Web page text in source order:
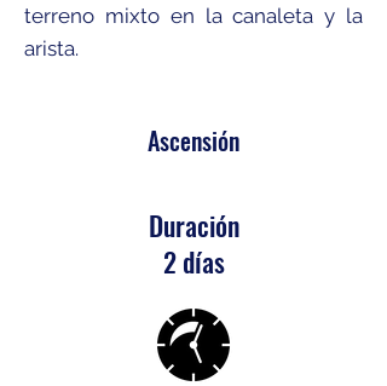
terreno mixto en la canaleta y la
arista.
Ascensión
Duración
2 días